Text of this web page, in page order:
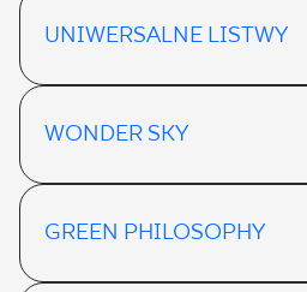
UNIWERSALNE LISTWY
WONDER SKY
GREEN PHILOSOPHY